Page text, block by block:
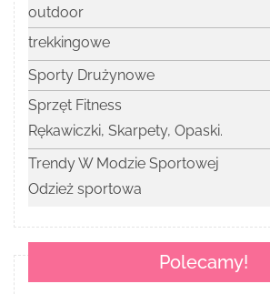
outdoor
trekkingowe
Sporty Drużynowe
Sprzęt Fitness
Rękawiczki, Skarpety, Opaski.
Trendy W Modzie Sportowej
Odzież sportowa
Polecamy!